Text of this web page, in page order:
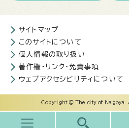
サイトマップ
このサイトについて
個人情報の取り扱い
著作権・リンク・免責事項
ウェブアクセシビリティについて
Copyright © The city of Nagoya.